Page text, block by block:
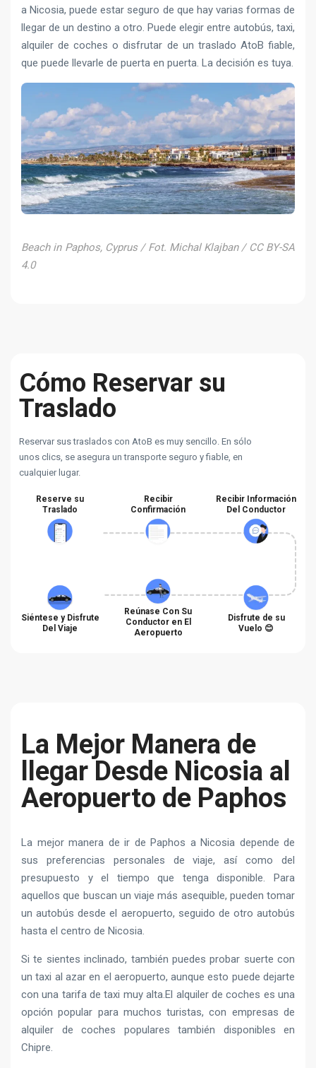
a Nicosia, puede estar seguro de que hay varias formas de
llegar de un destino a otro. Puede elegir entre autobús, taxi,
alquiler de coches o disfrutar de un traslado AtoB fiable,
que puede llevarle de puerta en puerta. La decisión es tuya.
Beach in Paphos, Cyprus / Fot. Michal Klajban / CC BY-SA
4.0
Cómo Reservar su
Traslado
Reservar sus traslados con AtoB es muy sencillo. En sólo
unos clics, se asegura un transporte seguro y fiable, en
cualquier lugar.
Reserve su
Traslado
Recibir
Confirmación
Recibir Información
Del Conductor
Siéntese y Disfrute
Del Viaje
Reúnase Con Su
Conductor en El
Aeropuerto
Disfrute de su
Vuelo 😊
La Mejor Manera de
llegar Desde Nicosia al
Aeropuerto de Paphos
La mejor manera de ir de Paphos a Nicosia depende de
sus preferencias personales de viaje, así como del
presupuesto y el tiempo que tenga disponible. Para
aquellos que buscan un viaje más asequible, pueden tomar
un autobús desde el aeropuerto, seguido de otro autobús
hasta el centro de Nicosia.
Si te sientes inclinado, también puedes probar suerte con
un taxi al azar en el aeropuerto, aunque esto puede dejarte
con una tarifa de taxi muy alta.El alquiler de coches es una
opción popular para muchos turistas, con empresas de
alquiler de coches populares también disponibles en
Chipre.